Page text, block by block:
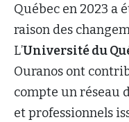
Québec en 2023 a
raison des
L’Université du
Ouranos ont
compte un réseau
et professionnels